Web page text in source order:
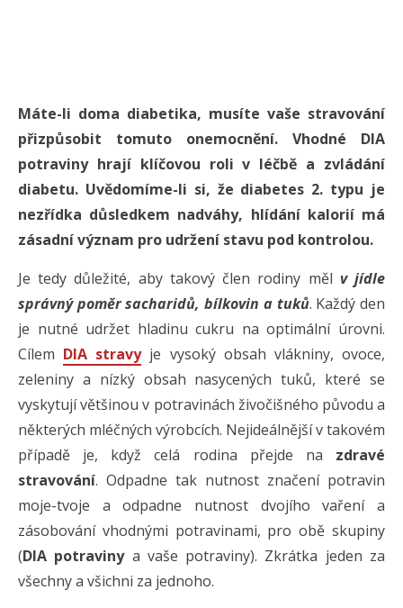
Máte-li doma diabetika, musíte vaše stravování
přizpůsobit tomuto onemocnění. Vhodné DIA
potraviny hrají klíčovou roli v léčbě a zvládání
diabetu. Uvědomíme-li si, že diabetes 2. typu je
nezřídka důsledkem nadváhy, hlídání kalorií má
zásadní význam pro udržení stavu pod kontrolou.
Je tedy důležité, aby takový člen rodiny měl v jídle
správný poměr sacharidů, bílkovin a tuků. Každý den
je nutné udržet hladinu cukru na optimální úrovni.
Cílem DIA stravyje vysoký obsah vlákniny, ovoce,
zeleniny a nízký obsah nasycených tuků, které se
vyskytují většinou v potravinách živočišného původu a
některých mléčných výrobcích. Nejideálnější v takovém
případě je, když celá rodina přejde na zdravé
stravování. Odpadne tak nutnost značení potravin
moje-tvoje a odpadne nutnost dvojího vaření a
zásobování vhodnými potravinami, pro obě skupiny
(DIA potravinya vaše potraviny). Zkrátka jeden za
všechny a všichni za jednoho.